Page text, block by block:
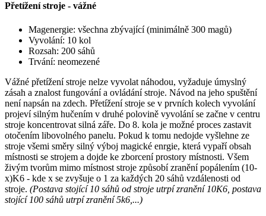
Přetížení stroje - vážné
Magenergie: všechna zbývající (minimálně 300 magů)
Vyvolání: 10 kol
Rozsah: 200 sáhů
Trvání: neomezené
Vážné přetížení stroje nelze vyvolat náhodou, vyžaduje úmyslný
zásah a znalost fungování a ovládání stroje. Návod na jeho spuštění
není napsán na zdech. Přetížení stroje se v prvních kolech vyvolání
projeví silným hučením v druhé polovině vyvolání se začne v centru
stroje koncentrovat silná záře. Do 8. kola je možné proces zastavit
otočením libovolného panelu. Pokud k tomu nedojde vyšlehne ze
stroje všemi směry silný výboj magické enrgie, která vypaří obsah
místnosti se strojem a dojde ke zborcení prostory místnosti. Všem
živým tvorům mimo místnost stroje způsobí zranění popálením (10-
x)K6 - kde x se zvyšuje o 1 za každých 20 sáhů vzdálenosti od
stroje. (Postava stojící 10 sáhů od stroje utrpí zranění 10K6, postava
stojící 100 sáhů utrpí zranění 5k6,...)